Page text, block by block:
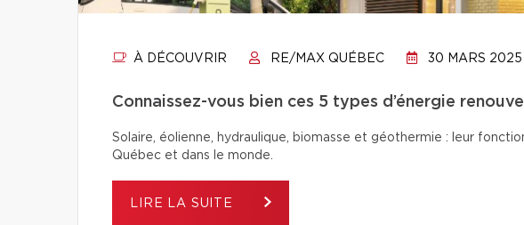
À DÉCOUVRIR RE/MAX QUÉBEC 30 MARS 2025
Connaissez-vous bien ces 5 types d’énergie
Solaire, éolienne, hydraulique, biomasse et géothermie : leur
Québec et dans le monde.
LIRE LA SUITE